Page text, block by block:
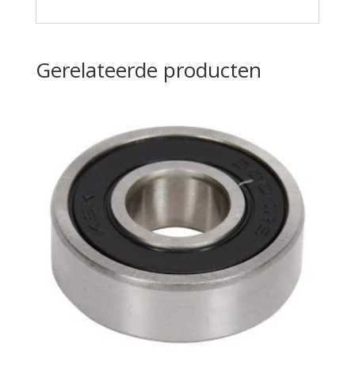
Gerelateerde producten